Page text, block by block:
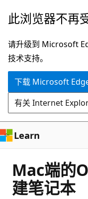
跳
主
要
内
此浏览器不再
请升级到 Microsoft
技术支持。
下载 Microsoft
有关 Internet
Learn
Mac端的
建笔记本